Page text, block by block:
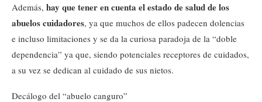
Además, hay que tener en cuenta el estado de salud de los
abuelos cuidadores, ya que muchos de ellos padecen dolencias
e incluso limitaciones y se da la curiosa paradoja de la “doble
dependencia” ya que, siendo potenciales receptores de cuidados,
a su vez se dedican al cuidado de sus nietos.
Decálogo del “abuelo canguro”